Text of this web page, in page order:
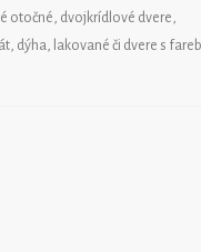
otočné, dvojkrídlové dvere,
dýha, lakované či dvere s